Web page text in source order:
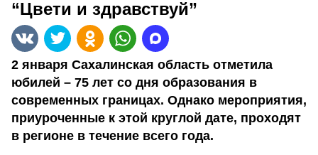
“Цвети и здравствуй”
2 января Сахалинская область отметила
юбилей – 75 лет со дня образования в
современных границах. Однако мероприятия,
приуроченные к этой круглой дате, проходят
в регионе в течение всего года.